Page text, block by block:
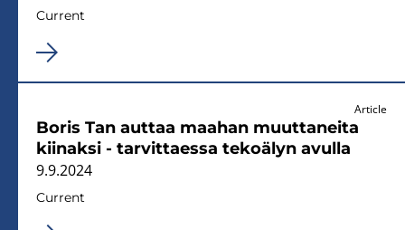
Current
Article
Boris Tan auttaa maahan muuttaneita
kiinaksi - tarvittaessa tekoälyn avulla
9.9.2024
Current